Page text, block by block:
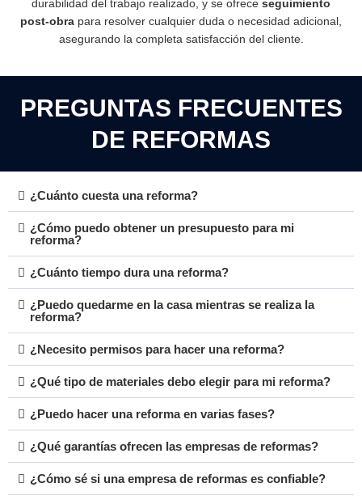
durabilidad del trabajo realizado, y se ofrece seguimiento
post-obra para resolver cualquier duda o necesidad adicional,
asegurando la completa satisfacción del cliente.
PREGUNTAS FRECUENTES
DE REFORMAS
¿Cuánto cuesta una reforma?
¿Cómo puedo obtener un presupuesto para mi
reforma?
¿Cuánto tiempo dura una reforma?
¿Puedo quedarme en la casa mientras se realiza la
reforma?
¿Necesito permisos para hacer una reforma?
¿Qué tipo de materiales debo elegir para mi reforma?
¿Puedo hacer una reforma en varias fases?
¿Qué garantías ofrecen las empresas de reformas?
¿Cómo sé si una empresa de reformas es confiable?